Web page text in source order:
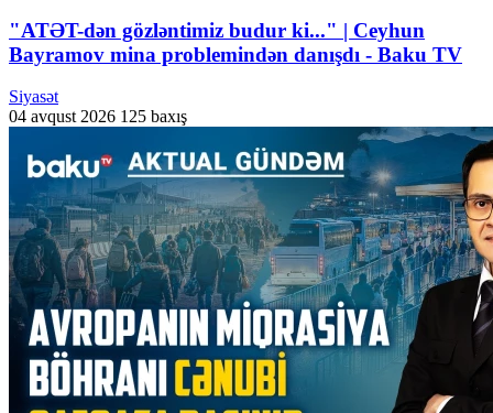
"ATƏT-dən gözləntimiz budur ki..." | Ceyhun
Bayramov mina problemindən danışdı - Baku TV
Siyasət
04 avqust 2026 125 baxış